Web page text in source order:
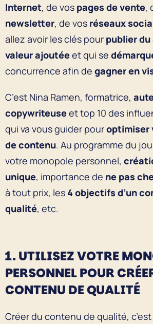
Internet, de vos pages de vente,
newsletter, de vos réseaux
allez avoir les clés pour publier
valeur ajoutéeet qui se
concurrence afin de gagner en
C’est Nina Ramen, formatrice,
copywriteuseet top 10 des
qui va vous guider pouroptimiser
de contenu. Au programme du
votre monopole personnel,
unique, importance de ne pas
à tout prix, les 4 objectifs d’un
qualité, etc.
1. UTILISEZ VOTRE
PERSONNEL POUR
CONTENU DE QUALITÉ
Créer du contenu de qualité,